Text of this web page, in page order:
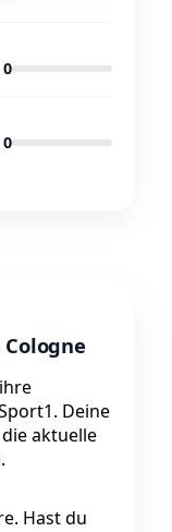
0
0
Deine
aktuelle
Hast du